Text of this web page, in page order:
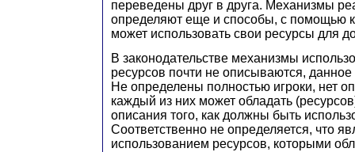
переведены друг в друга. Механизмы
определяют еще и способы, с помощью
может использовать свои ресурсы для
В законодательстве механизмы
ресурсов почти не описываются, данное
Не определены полностью игроки, нет
каждый из них может обладать
описания того, как должны быть
Соответственно не определяется, что
использованием ресурсов, которыми